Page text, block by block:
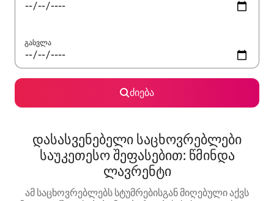
გასვლა
ძიება
დასასვენებელი საცხოვრებლები
საუკეთესო შეფასებით: წმინდა
ლავრენტი
ამ საცხოვრებლებს სტუმრებისგან მიღებული აქვს